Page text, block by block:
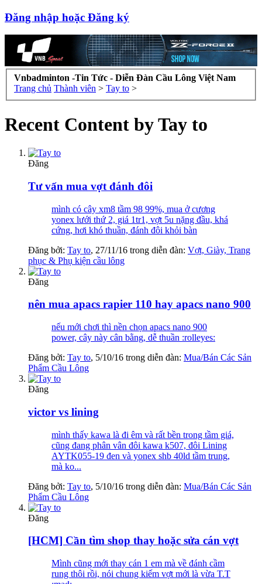
Đăng nhập hoặc Đăng ký
Vnbadminton -Tin Tức - Diễn Đàn Cầu Lông Việt Nam
Trang chủ Thành viên > Tay to >
Recent Content by Tay to
Đăng
Tư vấn mua vợt đánh đôi
mình có cây xm8 tầm 98 99%, mua ở cương
yonex lưới thứ 2, giá 1tr1, vợt 5u nặng đầu, khá
cứng, hơi khó thuần, đánh đôi khỏi bàn
Đăng bởi: Tay to, 27/11/16 trong diễn đàn: Vợt, Giày, Trang
phục & Phụ kiện cầu lông
Đăng
nên mua apacs rapier 110 hay apacs nano 900
nếu mới chơi thì nền chọn apacs nano 900
power, cây này cân bằng, dễ thuần :rolleyes:
Đăng bởi: Tay to, 5/10/16 trong diễn đàn: Mua/Bán Các Sản
Phẩm Cầu Lông
Đăng
victor vs lining
mình thấy kawa là đi êm và rất bền trong tầm giá,
cũng đang phân vân đôi kawa k507, đôi Lining
AYTK055-19 đen và yonex shb 40ld tầm trung,
mà ko...
Đăng bởi: Tay to, 5/10/16 trong diễn đàn: Mua/Bán Các Sản
Phẩm Cầu Lông
Đăng
[HCM] Cần tìm shop thay hoặc sửa cán vợt
Mình cũng mới thay cán 1 em mà về đánh cầm
rung thôi rồi, nói chung kiếm vợt mới là vừa T.T